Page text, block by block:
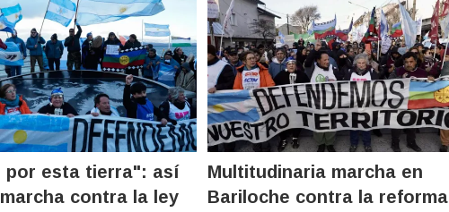
por esta tierra": así
contra la ley
Multitudinaria marcha en
Bariloche contra la reforma